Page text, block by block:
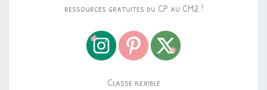
ressources gratuites du CP au CM2 !
Classe flexible